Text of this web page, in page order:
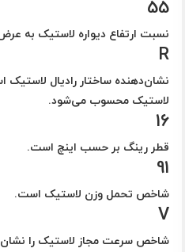
55
نسبت ارتفاع دیواره لاستیک به
R
نشان‌دهنده ساختار رادیال لاستیک
لاستیک محسوب می‌شود.
16
قطر رینگ بر حسب اینچ است.
91
شاخص تحمل وزن لاستیک است.
V
شاخص سرعت مجاز لاستیک را